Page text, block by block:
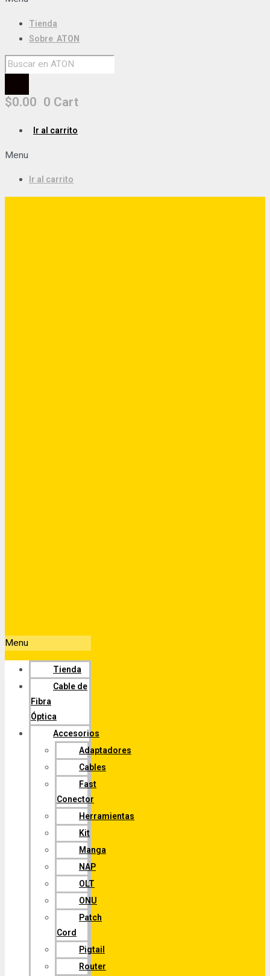
Tienda
Sobre ATON
$0.00 0 Cart
Ir al carrito
Menu
Ir al carrito
Menu
Tienda
Cable de
Fibra
Óptica
Accesorios
Adaptadores
Cables
Fast
Conector
Herramientas
Kit
Manga
NAP
OLT
ONU
Patch
Cord
Pigtail
Router